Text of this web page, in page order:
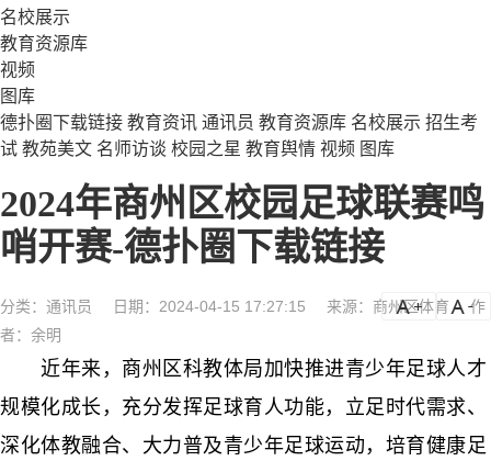
名校展示
教育资源库
视频
图库
德扑圈下载链接 教育资讯 通讯员 教育资源库 名校展示 招生考
试 教苑美文 名师访谈 校园之星 教育舆情 视频 图库
2024年商州区校园足球联赛鸣
哨开赛-德扑圈下载链接
分类： 通讯员 日期：2024-04-15 17:27:15 来源：商州区体育
作
者：余明
a a-
近年来，商州区科教体局加快推进青少年足球人才
规模化成长，充分发挥足球育人功能，立足时代需求、
深化体教融合、大力普及青少年足球运动，培育健康足